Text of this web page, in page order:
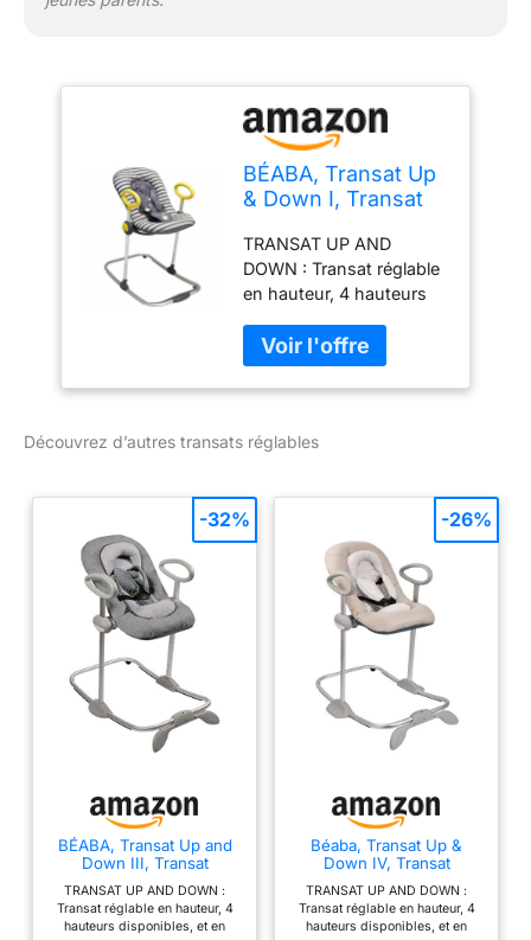
EN12790 sur les transats
pour bébés
BÉABA, Transat Up
& Down I, Transat
Pression, 4
Hauteurs, 3
Inclinaisons,
Unisexe pour Bébé
et Enfants,
Réducteur de
Naissance, Ultra
Rock
TRANSAT UP AND
DOWN : Transat réglable
en hauteur, 4 hauteurs
inclinaison, 3 inclinaisons
possibles. Moderne et
pratique, le transat Up &
disposer d'une position
découvre pleinement le
monde qui l'entoure
QUATRE POSITIONS :
Quatre positions de
hauteur, réglage de la
hauteur par simples
pressions REDUCTEUR
DE NAISSANCE :
Véritable réducteur de
naissance : ergonomique
et très confortable pour
intégré pour permettre
un maintien optimal
utilisable de 0 à 3 mois
HARNAIS : Harnais
sécurité 5 points
ajustables et structure
Découvrez d’autres transats réglables
BÉABA, Transat Up and
Down III, Transat
Unisexe pour Bébé et
Enfants, 3 Positions
d'Inclinaison, Harnais
TRANSAT UP AND DOWN :
Transat réglable en hauteur, 4
hauteurs disponibles, et en
-32%
Béaba, Transat Up &
Down IV, Transat
Unisexe pour Bébé et
Enfants, 3 Positions
d'Inclinaison, Harnais
TRANSAT UP AND DOWN :
Transat réglable en hauteur, 4
hauteurs disponibles, et en
-26%